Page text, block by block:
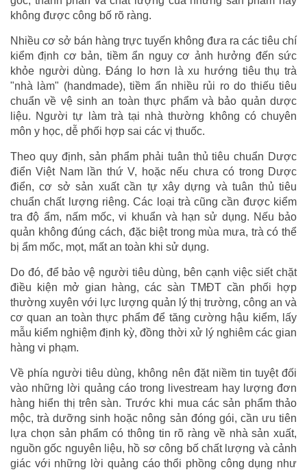
không được công bố rõ ràng.
Nhiều cơ sở bán hàng trực tuyến không đưa ra các tiêu chí
kiểm định cơ bản, tiềm ẩn nguy cơ ảnh hưởng đến sức
khỏe người dùng. Đáng lo hơn là xu hướng tiêu thụ trà
"nhà làm" (handmade), tiềm ẩn nhiều rủi ro do thiếu tiêu
chuẩn về vệ sinh an toàn thực phẩm và bảo quản dược
liệu. Người tự làm trà tại nhà thường không có chuyên
môn y học, dễ phối hợp sai các vị thuốc.
Theo quy định, sản phẩm phải tuân thủ tiêu chuẩn Dược
điển Việt Nam lần thứ V, hoặc nếu chưa có trong Dược
điển, cơ sở sản xuất cần tự xây dựng và tuân thủ tiêu
chuẩn chất lượng riêng. Các loại trà cũng cần được kiểm
tra độ ẩm, nấm mốc, vi khuẩn và hạn sử dụng. Nếu bảo
quản không đúng cách, đặc biệt trong mùa mưa, trà có thể
bị ẩm mốc, mọt, mất an toàn khi sử dụng.
Do đó, để bảo vệ người tiêu dùng, bên cạnh việc siết chặt
điều kiện mở gian hàng, các sàn TMĐT cần phối hợp
thường xuyên với lực lượng quản lý thị trường, công an và
cơ quan an toàn thực phẩm để tăng cường hậu kiểm, lấy
mẫu kiểm nghiệm định kỳ, đồng thời xử lý nghiêm các gian
hàng vi phạm.
Về phía người tiêu dùng, không nên đặt niềm tin tuyệt đối
vào những lời quảng cáo trong livestream hay lượng đơn
hàng hiển thị trên sàn. Trước khi mua các sản phẩm thảo
mộc, trà dưỡng sinh hoặc nông sản đóng gói, cần ưu tiên
lựa chọn sản phẩm có thông tin rõ ràng về nhà sản xuất,
nguồn gốc nguyên liệu, hồ sơ công bố chất lượng và cảnh
giác với những lời quảng cáo thổi phồng công dụng như